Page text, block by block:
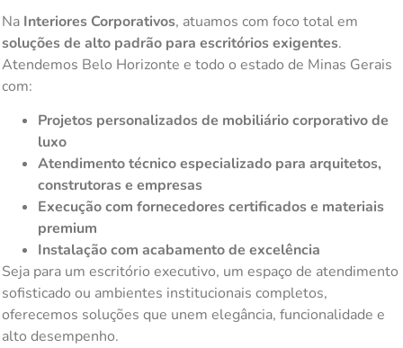
Na Interiores Corporativos, atuamos com foco total em
soluções de alto padrão para escritórios exigentes.
Atendemos Belo Horizonte e todo o estado de Minas Gerais
com:
Projetos personalizados de mobiliário corporativo de
luxo
Atendimento técnico especializado para arquitetos,
construtoras e empresas
Execução com fornecedores certificados e materiais
premium
Instalação com acabamento de excelência
Seja para um escritório executivo, um espaço de atendimento
sofisticado ou ambientes institucionais completos,
oferecemos soluções que unem elegância, funcionalidade e
alto desempenho.